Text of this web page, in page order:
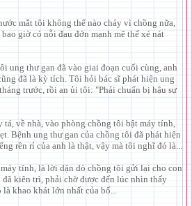
mắt tôi không thể nào chảy vì chồng nữa,
giờ có nỗi đau đớn mạnh mẽ thế xé nát
ung thư gan đã vào giai đoạn cuối cùng, anh
đã là kỳ tích. Tôi hỏi bác sĩ phát hiện ung
trước, rồi an ủi tôi: "Phải chuẩn bị hậu sự
tá, về nhà, vào phòng chồng tôi bật máy tính,
Bệnh ung thư gan của chồng tôi đã phát hiện
rên rỉ của anh là thật, vậy mà tôi nghĩ đó là...
tính, là lời dặn dò chồng tôi gửi lại cho con
kiên trì, phải chờ được đến lúc nhìn thấy
khao khát lớn nhất của bố...